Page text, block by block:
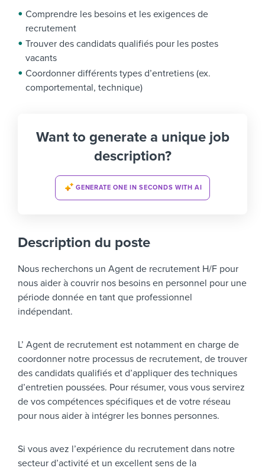
Comprendre les besoins et les exigences de
recrutement
Trouver des candidats qualifiés pour les postes
vacants
Coordonner différents types d’entretiens (ex.
comportemental, technique)
Want to generate a unique job
description?
GENERATE ONE IN SECONDS WITH AI
Description du poste
Nous recherchons un Agent de recrutement H/F pour
nous aider à couvrir nos besoins en personnel pour une
période donnée en tant que professionnel
indépendant.
L’ Agent de recrutement est notamment en charge de
coordonner notre processus de recrutement, de trouver
des candidats qualifiés et d’appliquer des techniques
d’entretien poussées. Pour résumer, vous vous servirez
de vos compétences spécifiques et de votre réseau
pour nous aider à intégrer les bonnes personnes.
Si vous avez l’expérience du recrutement dans notre
secteur d’activité et un excellent sens de la